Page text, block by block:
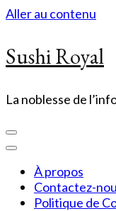
Aller au contenu
Sushi Royal
La noblesse de
À propos
Contactez-
Politique de